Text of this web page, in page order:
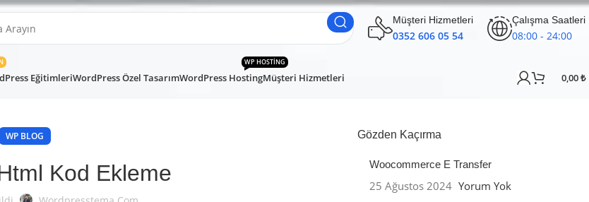
Müşteri Hizmetleri
0352 606 05 54
Çalışma Saatleri
08:00 - 24:00
EğitimleriWordPress Özel TasarımWordPress Hosting
WP HOSTING
Müşteri Hizmetleri 0,00₺
WP BLOG
Kod Ekleme
Gözden Kaçırma
Woocommerce E Transfer
25 Ağustos 2024 Yorum Yok